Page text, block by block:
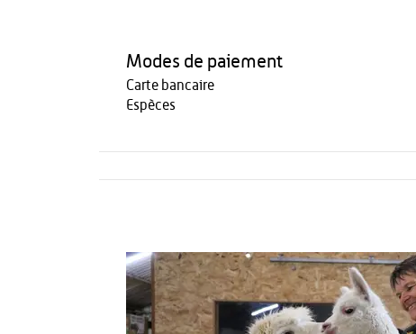
Modes de paiement
Carte bancaire
Espèces